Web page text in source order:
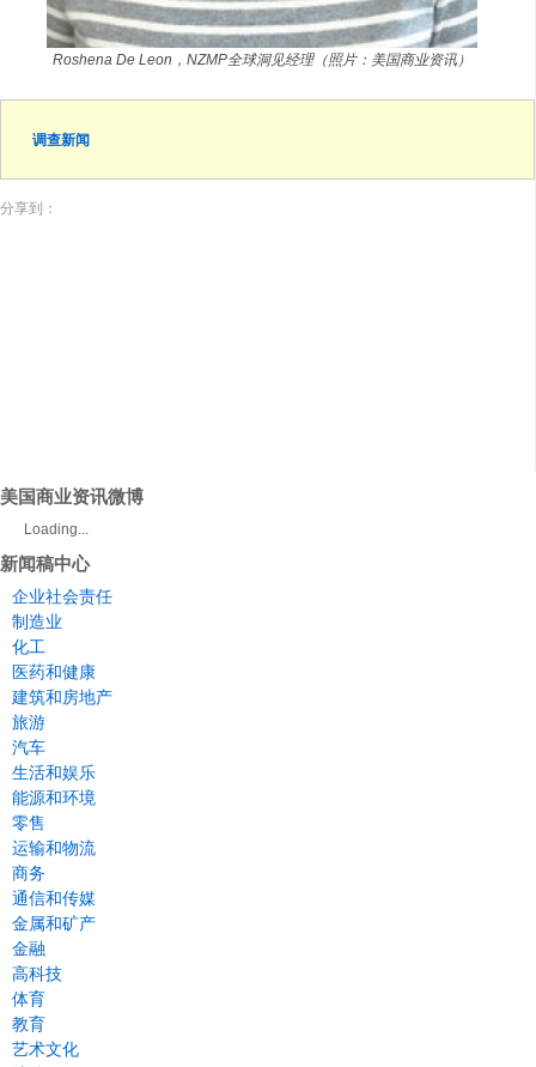
Roshena De Leon，NZMP全球洞见经理（照片：美国商业资讯）
调查新闻
分享到：
美国商业资讯微博
Loading...
新闻稿中心
企业社会责任
制造业
化工
医药和健康
建筑和房地产
旅游
汽车
生活和娱乐
能源和环境
零售
运输和物流
商务
通信和传媒
金属和矿产
金融
高科技
体育
教育
艺术文化